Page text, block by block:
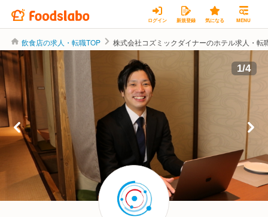
ログイン 新規登録 気になる MENU
飲食店の求人・転職TOP 株式会社コズミックダイナーのホテル求人・転
1/4